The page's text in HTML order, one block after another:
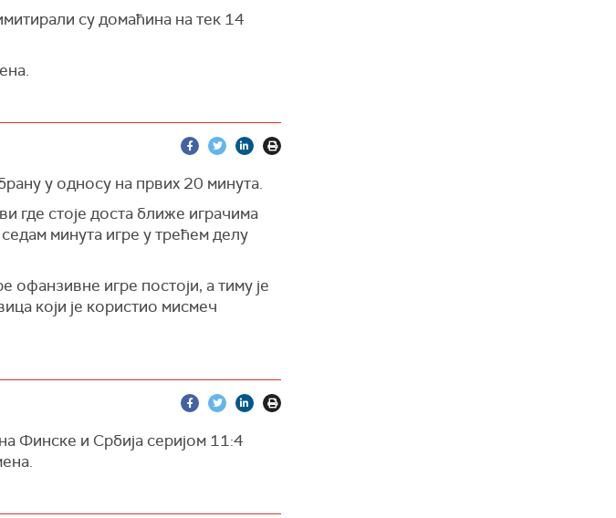
су домаћина на тек 14
у односу на првих 20 минута.
где стоје доста ближе играчима
минута игре у трећем делу
офанзивне игре постоји, а тиму је
који је користио мисмеч
Финске и Србија серијом 11:4